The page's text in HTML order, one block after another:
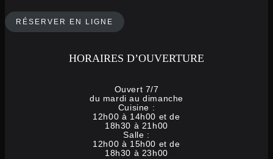
RÉSERVER EN LIGNE
HORAIRES D’OUVERTURE
Ouvert 7/7
du mardi au dimanche
Cuisine :
12h00 à 14h00 et de
18h30 à 21h00
Salle :
12h00 à 15h00 et de
18h30 à 23h00